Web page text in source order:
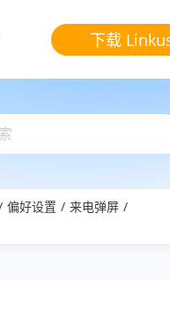
下载
偏好设置
来电弹屏